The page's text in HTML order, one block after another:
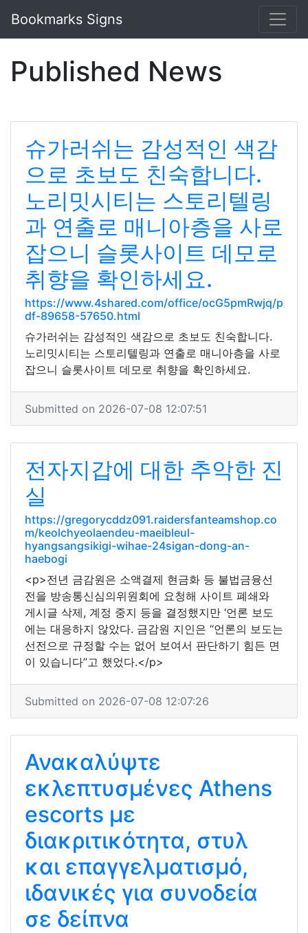
Bookmarks Signs
Published News
슈가러쉬는 감성적인 색감
으로 초보도 친숙합니다.
노리밋시티는 스토리텔링
과 연출로 매니아층을 사로
잡으니 슬롯사이트 데모로
취향을 확인하세요.
https://www.4shared.com/office/ocG5pmRwjq/p
df-89658-57650.html
슈가러쉬는 감성적인 색감으로 초보도 친숙합니다.
노리밋시티는 스토리텔링과 연출로 매니아층을 사로
잡으니 슬롯사이트 데모로 취향을 확인하세요.
Submitted on 2026-07-08 12:07:51
전자지갑에 대한 추악한 진
실
https://gregorycddz091.raidersfanteamshop.co
m/keolchyeolaendeu-maeibleul-
hyangsangsikigi-wihae-24sigan-dong-an-
haebogi
<p>전년 금감원은 소액결제 현금화 등 불법금융선
전을 방송통신심의위원회에 요청해 사이트 폐쇄와
게시글 삭제, 계정 중지 등을 결정했지만 ‘언론 보도
에는 대응하지 않았다. 금감원 지인은 “언론의 보도는
선전으로 규정할 수는 없어 보여서 판단하기 힘든 면
이 있습니다”고 했었다.</p>
Submitted on 2026-07-08 12:07:26
Ανακαλύψτε
εκλεπτυσμένες Athens
escorts με
διακριτικότητα, στυλ
και επαγγελματισμό,
ιδανικές για συνοδεία
σε δείπνα